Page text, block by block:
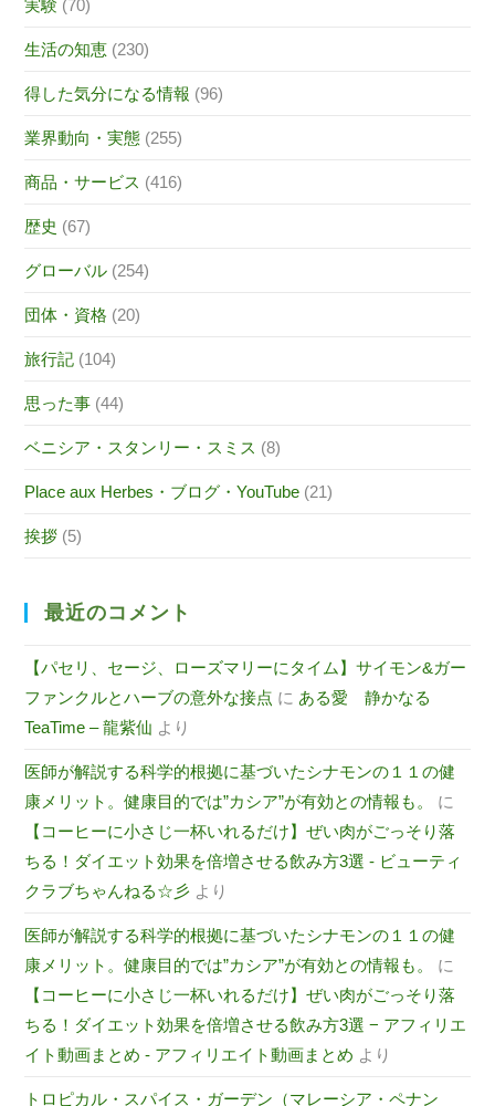
実験 (70)
生活の知恵 (230)
得した気分になる情報 (96)
業界動向・実態 (255)
商品・サービス (416)
歴史 (67)
グローバル (254)
団体・資格 (20)
旅行記 (104)
思った事 (44)
ベニシア・スタンリー・スミス (8)
Place aux Herbes・ブログ・YouTube (21)
挨拶 (5)
最近のコメント
【パセリ、セージ、ローズマリーにタイム】サイモン&ガー
ファンクルとハーブの意外な接点 に ある愛 静かなる
TeaTime – 龍紫仙 より
医師が解説する科学的根拠に基づいたシナモンの１１の健
康メリット。健康目的では”カシア”が有効との情報も。
に
【コーヒーに小さじ一杯いれるだけ】ぜい肉がごっそり落
ちる！ダイエット効果を倍増させる飲み方3選 - ビューティ
クラブちゃんねる☆彡 より
医師が解説する科学的根拠に基づいたシナモンの１１の健
康メリット。健康目的では”カシア”が有効との情報も。
に
【コーヒーに小さじ一杯いれるだけ】ぜい肉がごっそり落
ちる！ダイエット効果を倍増させる飲み方3選 − アフィリエ
イト動画まとめ - アフィリエイト動画まとめ より
トロピカル・スパイス・ガーデン（マレーシア・ペナン